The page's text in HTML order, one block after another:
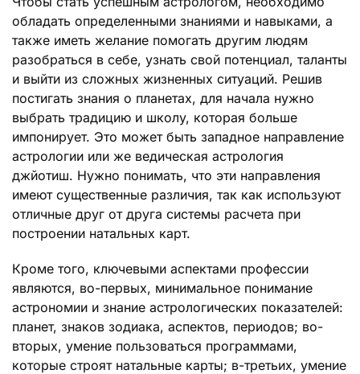
обладать определенными знаниями и навыками, а
также иметь желание помогать другим людям
разобраться в себе, узнать свой потенциал, таланты
и выйти из сложных жизненных ситуаций. Решив
постигать знания о планетах, для начала нужно
выбрать традицию и школу, которая больше
импонирует. Это может быть западное направление
астрологии или же ведическая астрология
джйотиш. Нужно понимать, что эти направления
имеют существенные различия, так как используют
отличные друг от друга системы расчета при
построении натальных карт.
Кроме того, ключевыми аспектами профессии
являются, во-первых, минимальное понимание
астрономии и знание астрологических показателей:
планет, знаков зодиака, аспектов, периодов; во-
вторых, умение пользоваться программами,
которые строят натальные карты; в-третьих, умение